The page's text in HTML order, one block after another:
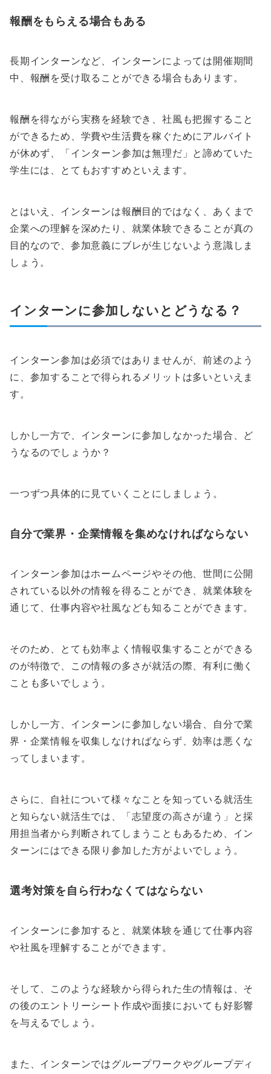
報酬をもらえる場合もある
長期インターンなど、インターンによっては開催期間
中、報酬を受け取ることができる場合もあります。
報酬を得ながら実務を経験でき、社風も把握すること
ができるため、学費や生活費を稼ぐためにアルバイト
が休めず、「インターン参加は無理だ」と諦めていた
学生には、とてもおすすめといえます。
とはいえ、インターンは報酬目的ではなく、あくまで
企業への理解を深めたり、就業体験できることが真の
目的なので、参加意義にブレが生じないよう意識しま
しょう。
インターンに参加しないとどうなる？
インターン参加は必須ではありませんが、前述のよう
に、参加することで得られるメリットは多いといえま
す。
しかし一方で、インターンに参加しなかった場合、ど
うなるのでしょうか？
一つずつ具体的に見ていくことにしましょう。
自分で業界・企業情報を集めなければならない
インターン参加はホームページやその他、世間に公開
されている以外の情報を得ることができ、就業体験を
通じて、仕事内容や社風なども知ることができます。
そのため、とても効率よく情報収集することができる
のが特徴で、この情報の多さが就活の際、有利に働く
ことも多いでしょう。
しかし一方、インターンに参加しない場合、自分で業
界・企業情報を収集しなければならず、効率は悪くな
ってしまいます。
さらに、自社について様々なことを知っている就活生
と知らない就活生では、「志望度の高さが違う」と採
用担当者から判断されてしまうこともあるため、イン
ターンにはできる限り参加した方がよいでしょう。
選考対策を自ら行わなくてはならない
インターンに参加すると、就業体験を通じて仕事内容
や社風を理解することができます。
そして、このような経験から得られた生の情報は、そ
の後のエントリーシート作成や面接においても好影響
を与えるでしょう。
また、インターンではグループワークやグループディ